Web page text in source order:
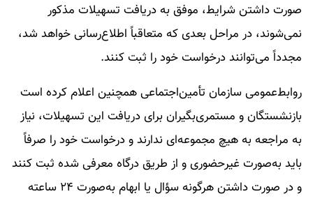
صورت داشتن شرایط، موفق به دریافت تسهیلات مذکور
نمی‌شوند، در مراحل بعدی که متعاقباً اطلاع‌رسانی خواهد شد،
مجدداً می‌توانند درخواست خود را ثبت کنند.
روابط‌عمومی سازمان تأمین‌اجتماعی همچنین اعلام کرده است
بازنشستگان و مستمری‌بگیران برای دریافت این تسهیلات، نیاز
به مراجعه به هیچ مجموعه‌ای ندارند و درخواست خود را صرفاً
باید به‌صورت غیرحضوری و از طریق درگاه معرفی شده ثبت کنند
و در صورت داشتن هرگونه سؤال یا ابهام به‌صورت ۲۴ ساعته